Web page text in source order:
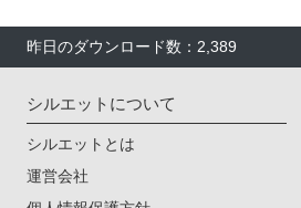
昨日のダウンロード数：2,389
シルエットについて
シルエットとは
運営会社